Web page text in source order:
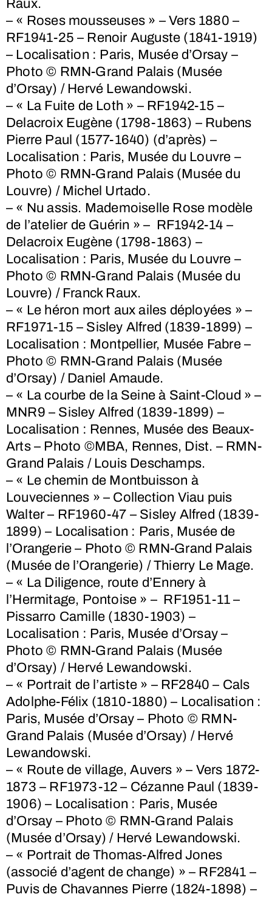
Raux.
– « Roses mousseuses » – Vers 1880 –
RF1941-25 – Renoir Auguste (1841-1919)
– Localisation : Paris, Musée d’Orsay –
Photo © RMN-Grand Palais (Musée
d’Orsay) / Hervé Lewandowski.
– « La Fuite de Loth » – RF1942-15 –
Delacroix Eugène (1798-1863) – Rubens
Pierre Paul (1577-1640) (d’après) –
Localisation : Paris, Musée du Louvre –
Photo © RMN-Grand Palais (Musée du
Louvre) / Michel Urtado.
– « Nu assis. Mademoiselle Rose modèle
de l’atelier de Guérin » – RF1942-14 –
Delacroix Eugène (1798-1863) –
Localisation : Paris, Musée du Louvre –
Photo © RMN-Grand Palais (Musée du
Louvre) / Franck Raux.
– « Le héron mort aux ailes déployées » –
RF1971-15 – Sisley Alfred (1839-1899) –
Localisation : Montpellier, Musée Fabre –
Photo © RMN-Grand Palais (Musée
d’Orsay) / Daniel Amaude.
– « La courbe de la Seine à Saint-Cloud » –
MNR9 – Sisley Alfred (1839-1899) –
Localisation : Rennes, Musée des Beaux-
Arts – Photo ©MBA, Rennes, Dist. – RMN-
Grand Palais / Louis Deschamps.
– « Le chemin de Montbuisson à
Louveciennes » – Collection Viau puis
Walter – RF1960-47 – Sisley Alfred (1839-
1899) – Localisation : Paris, Musée de
l’Orangerie – Photo © RMN-Grand Palais
(Musée de l’Orangerie) / Thierry Le Mage.
– « La Diligence, route d’Ennery à
l’Hermitage, Pontoise » – RF1951-11 –
Pissarro Camille (1830-1903) –
Localisation : Paris, Musée d’Orsay –
Photo © RMN-Grand Palais (Musée
d’Orsay) / Hervé Lewandowski.
– « Portrait de l’artiste » – RF2840 – Cals
Adolphe-Félix (1810-1880) – Localisation :
Paris, Musée d’Orsay – Photo © RMN-
Grand Palais (Musée d’Orsay) / Hervé
Lewandowski.
– « Route de village, Auvers » – Vers 1872-
1873 – RF1973-12 – Cézanne Paul (1839-
1906) – Localisation : Paris, Musée
d’Orsay – Photo © RMN-Grand Palais
(Musée d’Orsay) / Hervé Lewandowski.
– « Portrait de Thomas-Alfred Jones
(associé d’agent de change) » – RF2841 –
Puvis de Chavannes Pierre (1824-1898) –